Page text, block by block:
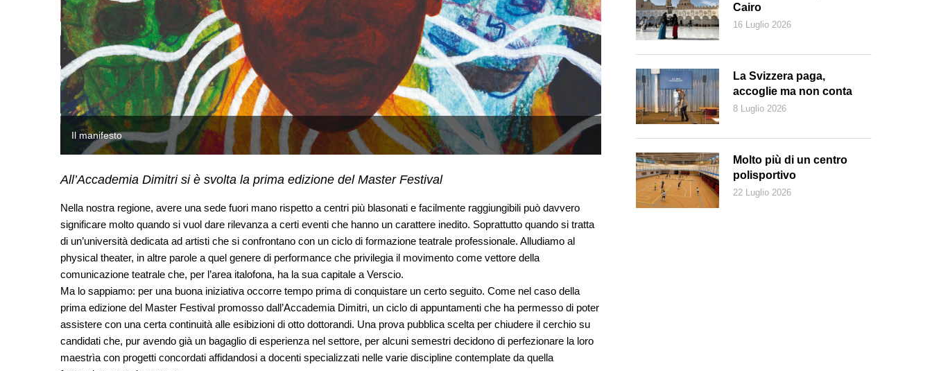
Il manifesto Il manifesto
All’Accademia Dimitri si è svolta la prima edizione del Master Festival
Nella nostra regione, avere una sede fuori mano rispetto a centri più blasonati e facilmente raggiungibili può davvero
significare molto quando si vuol dare rilevanza a certi eventi che hanno un carattere inedito. Soprattutto quando si tratta
di un’università dedicata ad artisti che si confrontano con un ciclo di formazione teatrale professionale. Alludiamo al
physical theater, in altre parole a quel genere di performance che privilegia il movimento come vettore della
comunicazione teatrale che, per l’area italofona, ha la sua capitale a Verscio.
Ma lo sappiamo: per una buona iniziativa occorre tempo prima di conquistare un certo seguito. Come nel caso della
prima edizione del Master Festival promosso dall’Accademia Dimitri, un ciclo di appuntamenti che ha permesso di poter
assistere con una certa continuità alle esibizioni di otto dottorandi. Una prova pubblica scelta per chiudere il cerchio su
candidati che, pur avendo già un bagaglio di esperienza nel settore, per alcuni semestri decidono di perfezionare la loro
maestrìa con progetti concordati affidandosi a docenti specializzati nelle varie discipline contemplate da quella
Cairo
16 Luglio 2026
La Svizzera paga,
accoglie ma non conta
8 Luglio 2026
Molto più di un centro
polisportivo
22 Luglio 2026